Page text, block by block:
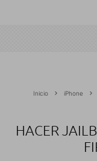
Inicio iPhone
HACER